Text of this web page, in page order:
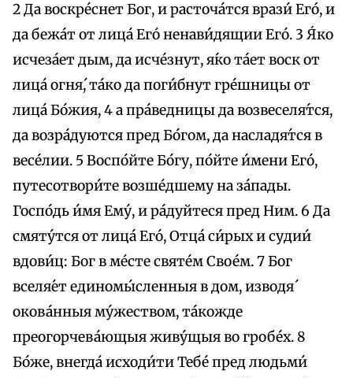
2 Да воскре́снет Бог, и расточа́тся врази́ Егó, и
да бежа́т от лица́ Его́ ненави́дящии Его́. 3 Я́ко
исчеза́ет дым, да исче́знут, я́ко та́ет воск от
лица́ огня́, та́ко да поги́бнут гре́шницы от
лица́ Бо́жия, 4 а пра́ведницы да возвеселя́тся,
да возра́дуются пред Бо́гом, да насладя́тся в
весе́лии. 5 Воспо́йте Бо́гу, по́йте и́мени Его́,
путесотвори́те возше́дшему на за́пады.
Госпо́дь и́мя Ему́, и ра́дуйтеся пред Ним. 6 Да
смяту́тся от лица́ Его́, Отца́ си́рых и судии́
вдови́ц: Бог в ме́сте святе́м Свое́м. 7 Бог
вселя́ет единомы́сленныя в дом, изводя́
окова́нныя му́жеством, та́кожде
преогорчева́ющыя живу́щыя во гробе́х. 8
Бо́же, внегда́ исходи́ти Тебе́ пред людьми́